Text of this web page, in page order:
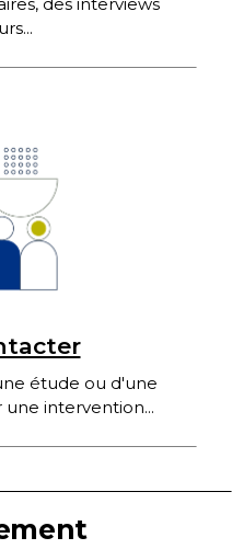
étude ou d'une
intervention...